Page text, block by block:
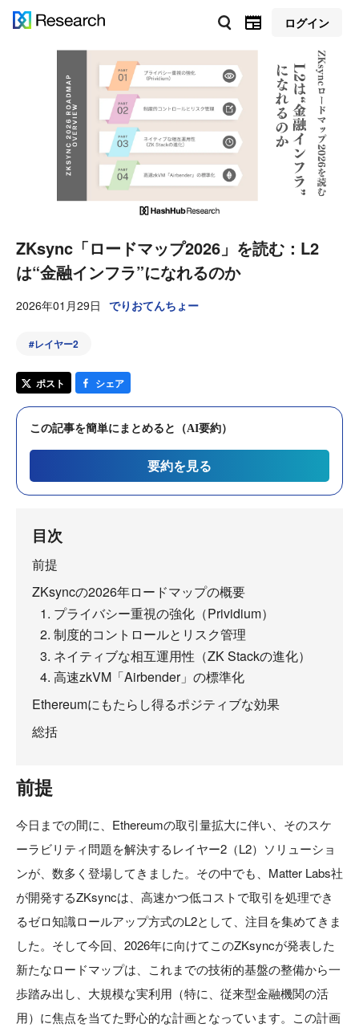
ログイン
ZKsync「ロードマップ2026」を読む：L2
は“金融インフラ”になれるのか
2026年01月29日 でりおてんちょー
#レイヤー2
ポスト シェア
この記事を簡単にまとめると（AI要約）
要約を見る
目次
前提
ZKsyncの2026年ロードマップの概要
1. プライバシー重視の強化（Prividium）
2. 制度的コントロールとリスク管理
3. ネイティブな相互運用性（ZK Stackの進化）
4. 高速zkVM「Airbender」の標準化
Ethereumにもたらし得るポジティブな効果
総括
前提
今日までの間に、Ethereumの取引量拡大に伴い、そのスケ
ーラビリティ問題を解決するレイヤー2（L2）ソリューショ
ンが、数多く登場してきました。その中でも、Matter Labs社
が開発するZKsyncは、高速かつ低コストで取引を処理でき
るゼロ知識ロールアップ方式のL2として、注目を集めてきま
した。そして今回、2026年に向けてこのZKsyncが発表した
新たなロードマップは、これまでの技術的基盤の整備から一
歩踏み出し、大規模な実利用（特に、従来型金融機関の活
用）に焦点を当てた野心的な計画となっています。この計画